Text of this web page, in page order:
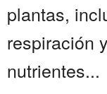
plantas,
respiración
nutrientes...